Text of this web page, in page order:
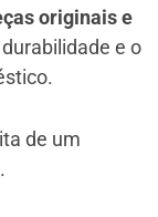
originais e
e o
de um
.